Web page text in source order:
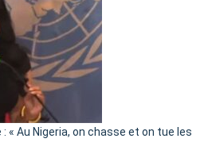
exulte
« Zemmour
a
tout
parle
: « Au Nigeria, on chasse et on tue les